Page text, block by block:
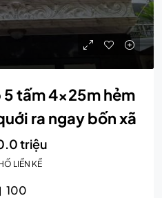
5 tấm 4x25m hẻm
ra ngay bốn xã
triệu
LIỀN KỀ
100